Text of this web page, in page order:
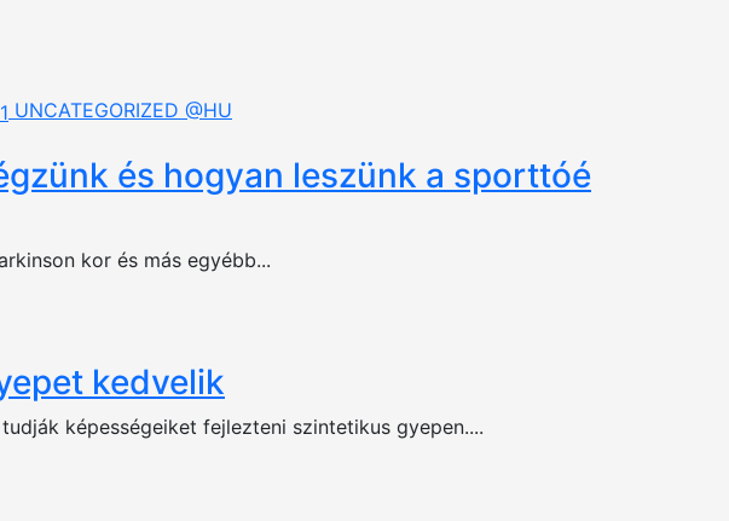
UNCATEGORIZED @HU
és hogyan leszünk a sporttóé
kor és más egyébb...
kedvelik
képességeiket fejlezteni szintetikus gyepen....